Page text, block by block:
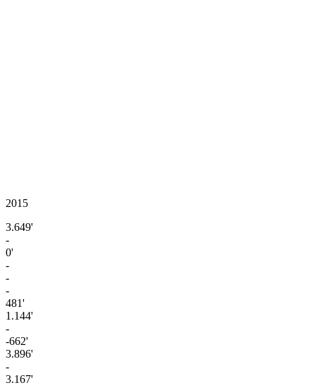
2015
3.649'
-
0'
-
-
-
481'
1.144'
-
-662'
3.896'
-
3.167'